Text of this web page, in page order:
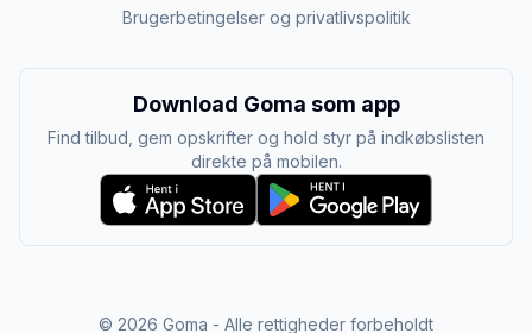
Brugerbetingelser og privatlivspolitik
Download Goma som app
Find tilbud, gem opskrifter og hold styr på indkøbslisten
direkte på mobilen.
© 2026 Goma - Alle rettigheder forbeholdt